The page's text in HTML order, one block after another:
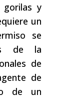
gorilas y
un
se
de la
de
de
de un